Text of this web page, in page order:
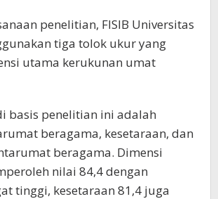
penelitian, FISIB Universitas
tiga tolok ukur yang
utama kerukunan umat
basis penelitian ini adalah
beragama, kesetaraan, dan
beragama. Dimensi
nilai 84,4 dengan
tinggi, kesetaraan 81,4 juga